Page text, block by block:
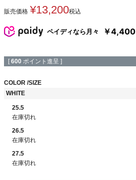
販売価格 ¥13,200税込
ペイディなら月々 ￥4,400
[ 600 ポイント進呈 ]
COLOR SIZE
WHITE
25.5
在庫切れ
26.5
在庫切れ
27.5
在庫切れ